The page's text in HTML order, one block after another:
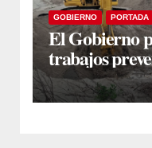
GOBIERNO PORTADA
El Gobierno
trabajos
Dulce y